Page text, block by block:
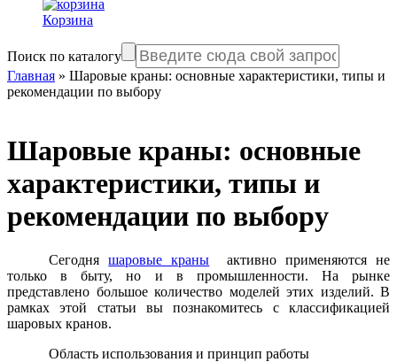
Корзина
Поиск по каталогу
Главная » Шаровые краны: основные характеристики, типы и
рекомендации по выбору
Шаровые краны: основные
характеристики, типы и
рекомендации по выбору
Сегодняшаровые краны активно применяются не
только в быту, но и в промышленности. На рынке
представлено большое количество моделей этих изделий. В
рамках этой статьи вы познакомитесь с классификацией
шаровых кранов.
Область использования и принцип работы